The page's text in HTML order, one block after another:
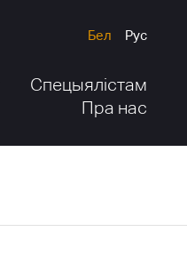
Бел Рус
Спецыялістам
Пра нас